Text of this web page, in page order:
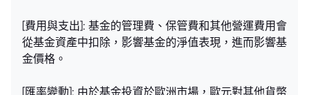
[費用與支出]: 基金的管理費、保管費和其他營運費用會
從基金資產中扣除，影響基金的淨值表現，進而影響基
金價格。
[匯率變動]: 由於基金投資於歐洲市場，歐元對其他貨幣